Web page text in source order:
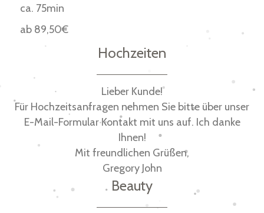
ca. 75min
ab 89,50€
Hochzeiten
Lieber Kunde!
Für Hochzeitsanfragen nehmen Sie bitte über unser
E-Mail-Formular Kontakt mit uns auf. Ich danke
Ihnen!
Mit freundlichen Grüßen,
Gregory John
Beauty